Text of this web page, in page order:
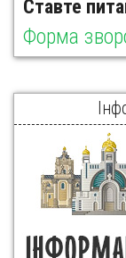
Ставте
Форма